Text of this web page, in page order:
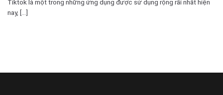
Tiktok là một trong những ứng dụng được sử dụng rộng rãi nhất hiện
nay, [...]